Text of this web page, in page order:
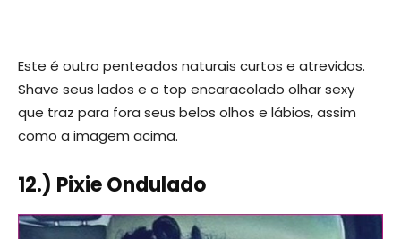
Este é outro penteados naturais curtos e atrevidos.
Shave seus lados e o top encaracolado olhar sexy
que traz para fora seus belos olhos e lábios, assim
como a imagem acima.
12.) Pixie Ondulado